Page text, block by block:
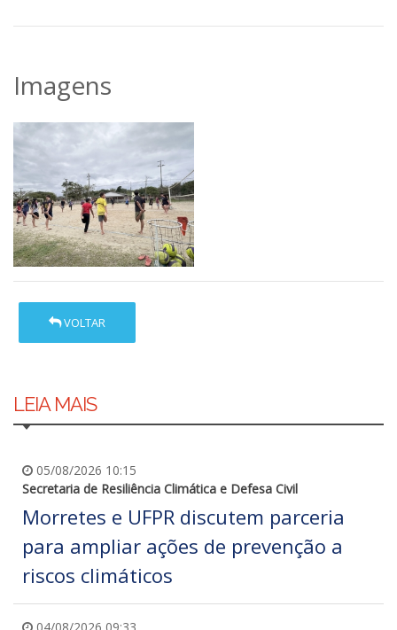
Imagens
VOLTAR
LEIA MAIS
05/08/2026 10:15
Secretaria de Resiliência Climática e Defesa Civil
Morretes e UFPR discutem parceria
para ampliar ações de prevenção a
riscos climáticos